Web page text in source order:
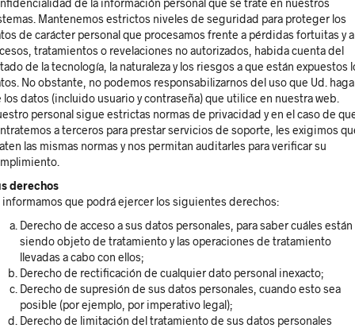
Mantenemos estrictos niveles de seguridad para proteger los
de carácter personal que procesamos frente a pérdidas fortuitas y a
tratamientos o revelaciones no autorizados, habida cuenta del
de la tecnología, la naturaleza y los riesgos a que están expuestos
No obstante, no podemos responsabilizarnos del uso que Ud. haga
los datos (incluido usuario y contraseña) que utilice en nuestra web.
personal sigue estrictas normas de privacidad y en el caso de
a terceros para prestar servicios de soporte, les exigimos
las mismas normas y nos permitan auditarles para verificar su
derechos
informamos que podrá ejercer los siguientes derechos:
Derecho de acceso a sus datos personales, para saber cuáles están
siendo objeto de tratamiento y las operaciones de tratamiento
llevadas a cabo con ellos;
Derecho de rectificación de cualquier dato personal inexacto;
Derecho de supresión de sus datos personales, cuando esto sea
posible (por ejemplo, por imperativo legal);
Derecho de limitación del tratamiento de sus datos personales